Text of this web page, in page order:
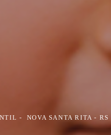
NOVA SANTA RITA - RS